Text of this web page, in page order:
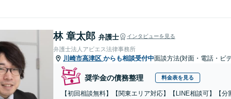
林 章太郎 弁護士 インタビューを見る
弁護士法人アビエス法律事務所
川崎市高津区 からも相談受付中面談方法(対面・電話・ビ
奨学金の債務整理 料金表を見る
【初回相談無料】【関東エリア対応】【LINE相談可】【